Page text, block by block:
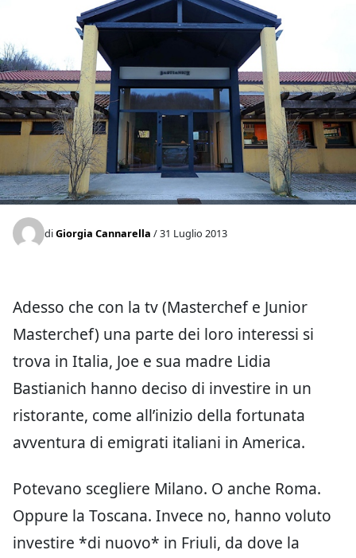
diGiorgia Cannarella / 31 Luglio 2013
Adesso che con la tv (Masterchef e Junior
Masterchef) una parte dei loro interessi si
trova in Italia, Joe e sua madre Lidia
Bastianich hanno deciso di investire in un
ristorante, come all’inizio della fortunata
avventura di emigrati italiani in America.
Potevano scegliere Milano. O anche Roma.
Oppure la Toscana. Invece no, hanno voluto
investire *di nuovo* in Friuli, da dove la